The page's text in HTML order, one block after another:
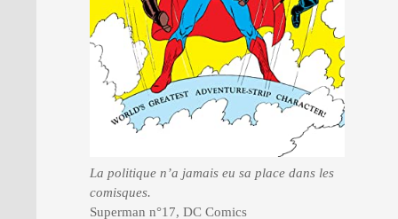
La politique n’a jamais eu sa place dans les
comisques.
Superman n°17, DC Comics